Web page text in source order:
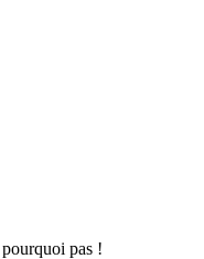
pas !